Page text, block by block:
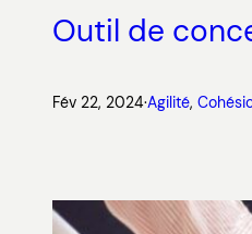
Outil de
Fév 22, 2024·Agilité,